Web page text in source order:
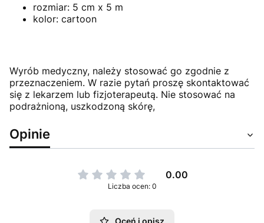
rozmiar: 5 cm x 5 m
kolor: cartoon
Wyrób medyczny, należy stosować go zgodnie z
przeznaczeniem. W razie pytań proszę skontaktować
się z lekarzem lub fizjoterapeutą. Nie stosować na
podrażnioną, uszkodzoną skórę,
Opinie
0.00
Liczba ocen: 0